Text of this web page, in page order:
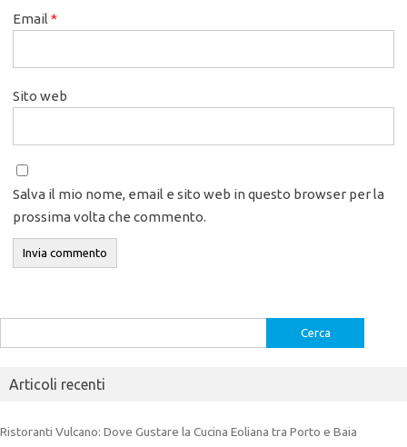
Email *
Sito web
Salva il mio nome, email e sito web in questo browser per la
prossima volta che commento.
per:
Articoli recenti
Ristoranti Vulcano: Dove Gustare la Cucina Eoliana tra Porto e Baia